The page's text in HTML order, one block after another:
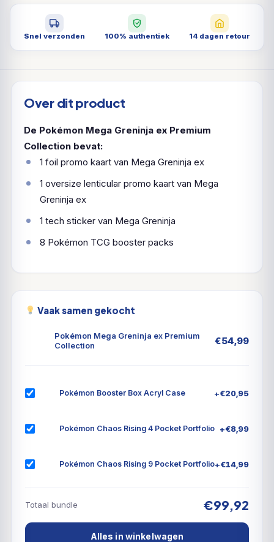
Snel verzonden 100% authentiek 14 dagen retour
Over dit product
De Pokémon Mega Greninja ex Premium
Collection bevat:
1 foil promo kaart van Mega Greninja ex
1 oversize lenticular promo kaart van Mega
Greninja ex
1 tech sticker van Mega Greninja
8 Pokémon TCG booster packs
Vaak samen gekocht
Pokémon Mega Greninja ex Premium
Collection
€54,99
Pokémon Booster Box Acryl Case +€20,95
Pokémon Chaos Rising 4 Pocket Portfolio +€8,99
Pokémon Chaos Rising 9 Pocket Portfolio+€14,99
Totaal bundle €99,92
Alles in winkelwagen